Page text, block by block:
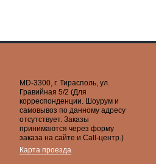
MD-3300, г. Тирасполь, ул.
Гравийная 5/2 (Для
корреспонденции. Шоурум и
самовывоз по данному адресу
отсутствует. Заказы
принимаются через форму
заказа на сайте и Call-центр.)
Карта проезда